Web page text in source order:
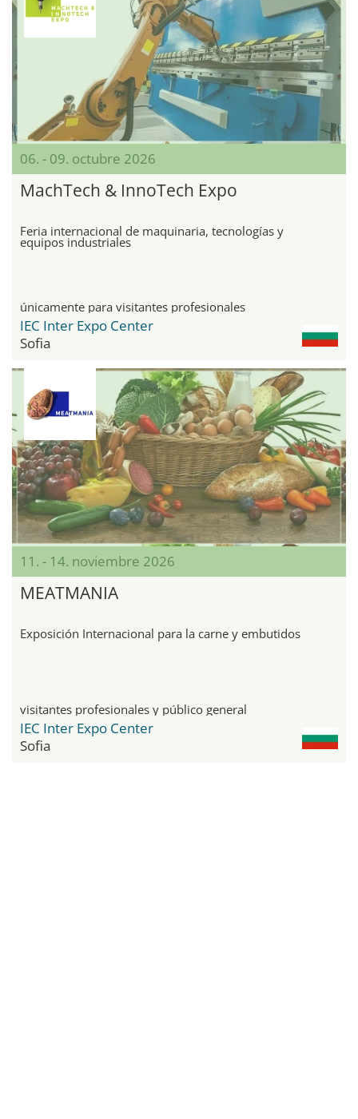
06. - 09. octubre 2026
MachTech & InnoTech Expo
Feria internacional de maquinaria, tecnologías y
equipos industriales
únicamente para visitantes profesionales
IEC Inter Expo Center
Sofia
11. - 14. noviembre 2026
MEATMANIA
Exposición Internacional para la carne y embutidos
visitantes profesionales y público general
IEC Inter Expo Center
Sofia